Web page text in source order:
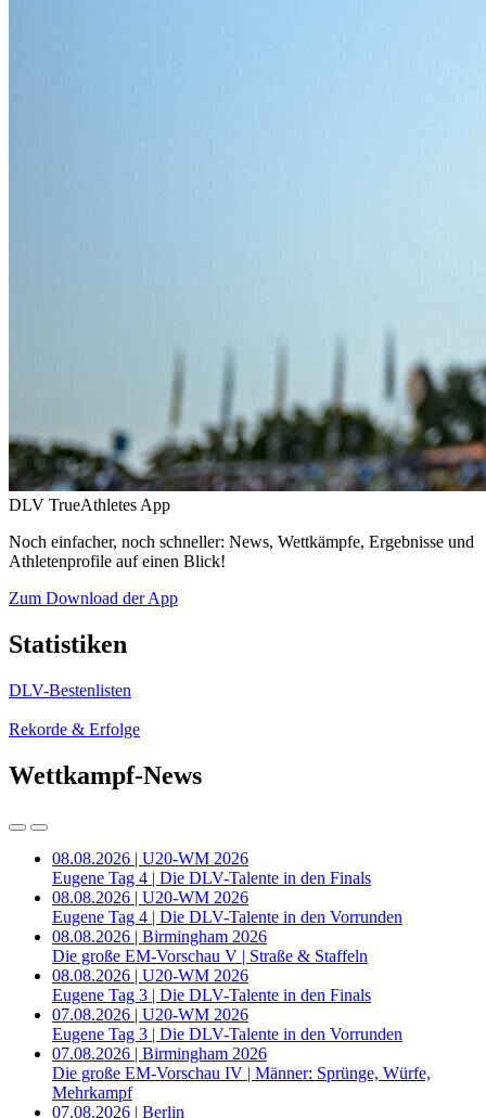
DLV TrueAthletes App
Noch einfacher, noch schneller: News, Wettkämpfe, Ergebnisse und
Athletenprofile auf einen Blick!
Zum Download der App
Statistiken
DLV-Bestenlisten
Rekorde & Erfolge
Wettkampf-News
08.08.2026 | U20-WM 2026
Eugene Tag 4 | Die DLV-Talente in den Finals
08.08.2026 | U20-WM 2026
Eugene Tag 4 | Die DLV-Talente in den Vorrunden
08.08.2026 | Birmingham 2026
Die große EM-Vorschau V | Straße & Staffeln
08.08.2026 | U20-WM 2026
Eugene Tag 3 | Die DLV-Talente in den Finals
07.08.2026 | U20-WM 2026
Eugene Tag 3 | Die DLV-Talente in den Vorrunden
07.08.2026 | Birmingham 2026
Die große EM-Vorschau IV | Männer: Sprünge, Würfe,
Mehrkampf
07.08.2026 | Berlin